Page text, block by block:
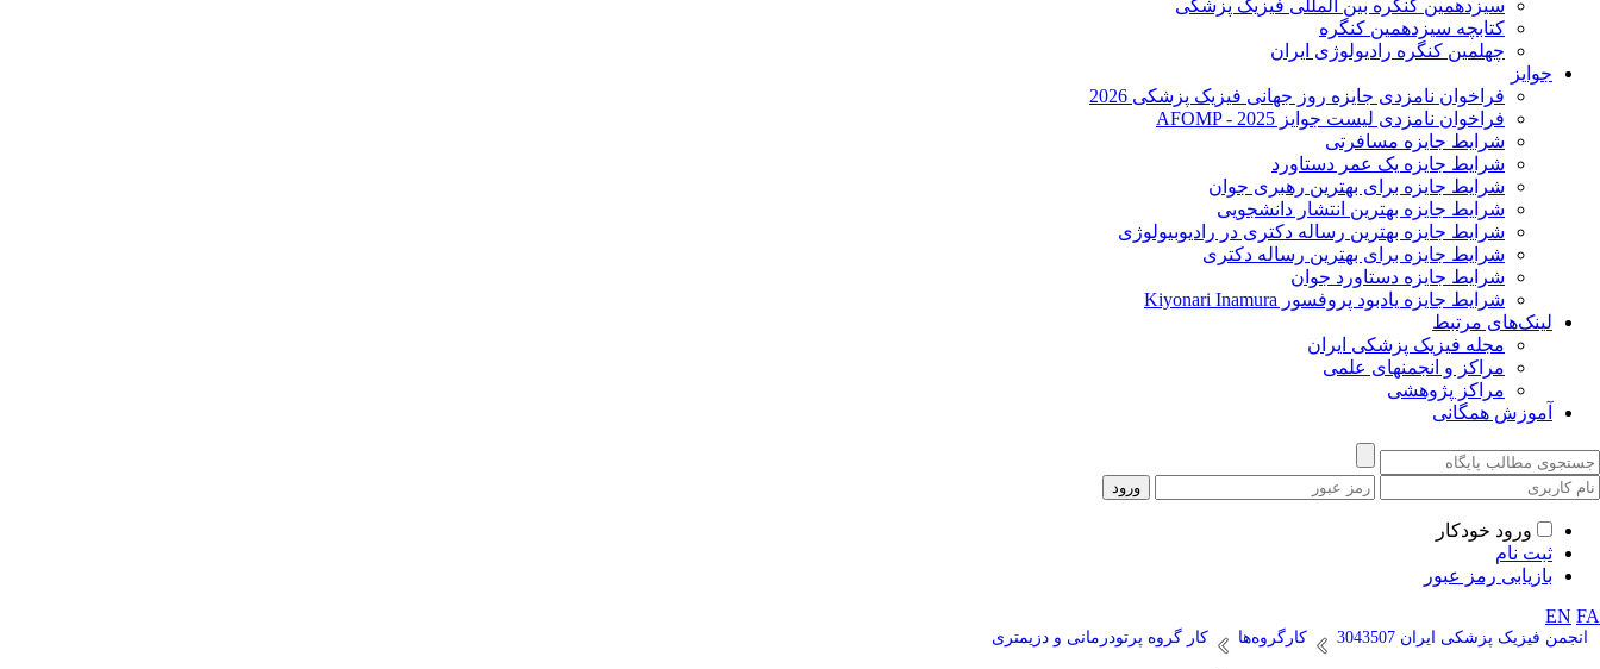
سیزدهمین کنگره بین المللی فیزیک پزشکی
کتابچه سیزدهمین کنگره
چهلمین کنگره رادیولوژی ایران
جوایز
فراخوان نامزدی جایزه روز جهانی فیزیک پزشکی 2026
فراخوان نامزدی لیست جوایز AFOMP - 2025
شرایط جایزه مسافرتی
شرایط جایزه یک عمر دستاورد
شرایط جایزه برای بهترین رهبری جوان
شرایط جایزه بهترین انتشار دانشجویی
شرایط جایزه بهترین رساله دکتری در رادیوبیولوژی
شرایط جایزه برای بهترین رساله دکتری
شرایط جایزه دستاورد جوان
شرایط جایزه یادبود پروفسور Kiyonari Inamura
لینک‌های مرتبط
مجله فیزیک پزشکی ایران
مراکز و انجمنهای علمی
مراکز پژوهشی
آموزش همگانی
ورود خودکار
ثبت نام
بازیابی رمز عبور
EN FA
انجمن فیزیک پزشکی ایران 3043507 کارگروه‌ها کار گروه پرتودرمانی و دزیمتری